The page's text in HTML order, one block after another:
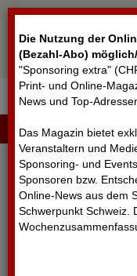
Die Nutzung der
(Bezahl-Abo)
"Sponsoring extra"
Print- und Online-
News und Top-
Das Magazin bietet
Veranstaltern und
Sponsoring- und
Sponsoren bzw.
Online-News aus dem
Schwerpunkt Schweiz.
LOGIN
Cookie-Einstellungen